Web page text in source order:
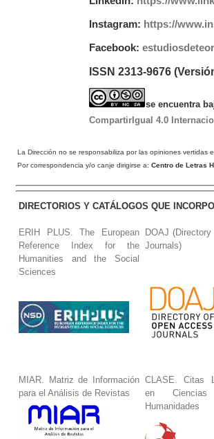
Instagram: https://
Facebook:
ISSN 2313-9676
se encuentra
CompartirIgual 4.0
La Dirección no se responsabiliza por las opiniones vertidas
Por correspondencia y/o canje dirigirse a: Centro de Letras
DIRECTORIOS Y CATÁLOGOS QUE
ERIH PLUS. The European
Reference Index for the
Humanities and the Social
Sciences
DOAJ
Journals)
MIAR. Matriz de Información
para el Análisis de Revistas
CLASE. Citas
en
Humanidades